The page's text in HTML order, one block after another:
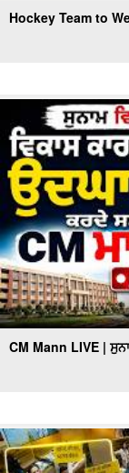
Hockey Team to
CM Mann LIVE |